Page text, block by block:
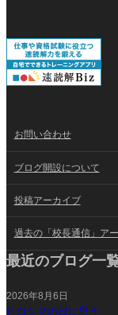
お問い合わせ
ブログ開設について
投稿アーカイブ
過去の「校長通信」ア
最近のブログ一
2026年8月6日
ヒロシマの日に思う